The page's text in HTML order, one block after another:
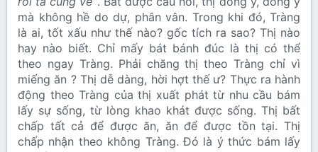
mà không hề do dự, phân vân. Trong khi đó, Tràng
là ai, tốt xấu như thế nào? gốc tích ra sao? Thị nào
hay nào biết. Chỉ mấy bát bánh đúc là thị có thể
theo ngay Tràng. Phải chăng thị theo Tràng chỉ vì
miếng ăn ? Thị dễ dàng, hời hợt thế ư? Thực ra hành
động theo Tràng của thị xuất phát từ nhu cầu bám
lấy sự sống, từ lòng khao khát được sống. Thị bất
chấp tất cả để được ăn, ăn để được tồn tại. Thị
chấp nhận theo không Tràng. Đó là ý thức bám lấy